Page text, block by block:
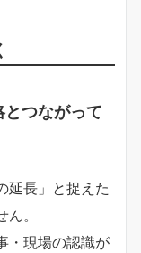
とつながって
延長」と捉えた
。
・現場の認識が